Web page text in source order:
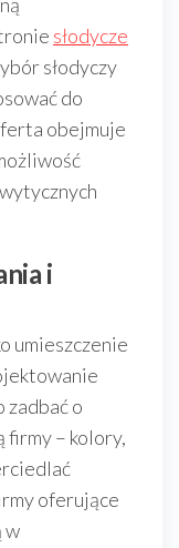
słodycze
słodyczy
do
obejmuje
i
umieszczenie
zadbać o
firmy – kolory,
oferujące
w